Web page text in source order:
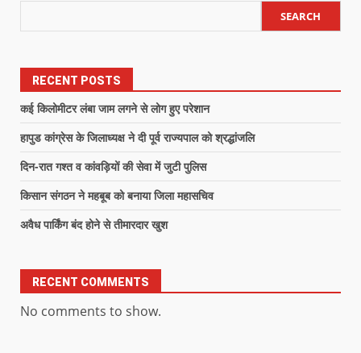
SEARCH
RECENT POSTS
कई किलोमीटर लंबा जाम लगने से लोग हुए परेशान
हापुड कांग्रेस के जिलाध्यक्ष ने दी पूर्व राज्यपाल को श्रद्धांजलि
दिन-रात गश्त व कांवड़ियों की सेवा में जुटी पुलिस
किसान संगठन ने महबूब को बनाया जिला महासचिव
अवैध पार्किंग बंद होने से तीमारदार खुश
RECENT COMMENTS
No comments to show.